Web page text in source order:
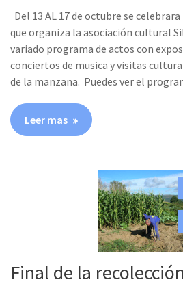
Del 13 AL 17 de octubre se
que organiza la asociación cultural
variado programa de actos con
conciertos de musica y visitas
de la manzana. Puedes ver el
Leer mas
Final de la recolección